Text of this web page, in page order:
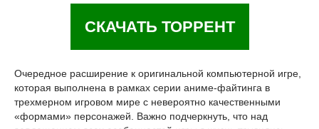
СКАЧАТЬ ТОРРЕНТ
Очередное расширение к оригинальной компьютерной игре,
которая выполнена в рамках серии аниме-файтинга в
трехмерном игровом мире с невероятно качественными
«формами» персонажей. Важно подчеркнуть, что над